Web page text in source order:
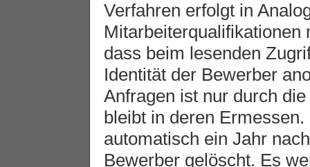
Verfahren erfolgt in
dass beim lesenden
Identität der Bewerber
Anfragen ist nur durch
bleibt in deren
automatisch ein Jahr
Bewerber gelöscht. Es